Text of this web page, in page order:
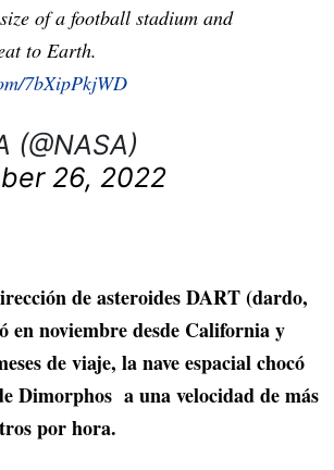
of a football stadium and
to Earth.
7bXipPkjWD
(@NASA)
26, 2022
de asteroides DART (dardo,
en noviembre desde California y
de viaje, la nave espacial chocó
Dimorphos a una velocidad de más
por hora.